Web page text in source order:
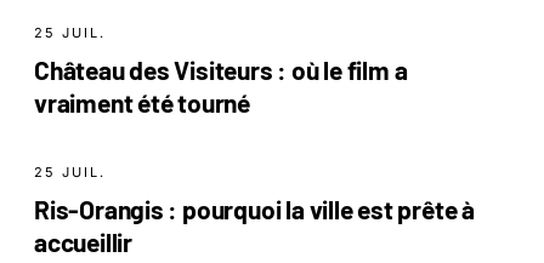
25 JUIL.
Château des Visiteurs : où le film a
vraiment été tourné
25 JUIL.
Ris-Orangis : pourquoi la ville est prête à
accueillir